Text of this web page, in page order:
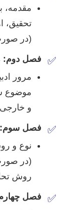
مقدمه،
تحقیق،
(در
✅
فصل دوم:
مرور
موضوع
و
✅
فصل
نوع و
(در
روش
✅
فصل